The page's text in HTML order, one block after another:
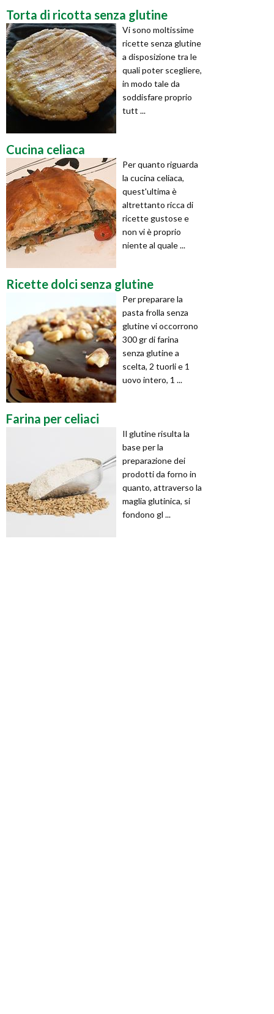
Torta di ricotta senza glutine
Vi sono moltissime
ricette senza glutine
a disposizione tra le
quali poter scegliere,
in modo tale da
soddisfare proprio
tutt ...
Cucina celiaca
Per quanto riguarda
la cucina celiaca,
quest'ultima è
altrettanto ricca di
ricette gustose e
non vi è proprio
niente al quale ...
Ricette dolci senza glutine
Per preparare la
pasta frolla senza
glutine vi occorrono
300 gr di farina
senza glutine a
scelta, 2 tuorli e 1
uovo intero, 1 ...
Farina per celiaci
Il glutine risulta la
base per la
preparazione dei
prodotti da forno in
quanto, attraverso la
maglia glutinica, si
fondono gl ...